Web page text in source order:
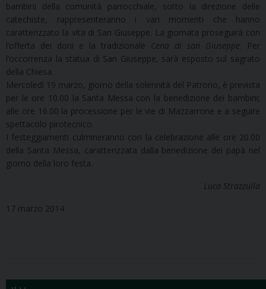
bambini della comunità parrocchiale, sotto la direzione delle
catechiste, rappresenteranno i vari momenti che hanno
caratterizzato la vita di San Giuseppe. La giornata proseguirà con
l’offerta dei doni e la tradizionale Cena di san Giuseppe . Per
l’occorrenza la statua di San Giuseppe, sarà esposto sul sagrato
della Chiesa.
Mercoledì 19 marzo, giorno della solennità del Patrono, è prevista
per le ore 10.00 la Santa Messa con la benedizione dei bambini;
alle ore 16.00 la processione per le vie di Mazzarrone e a seguire
spettacolo pirotecnico.
I festeggiamenti culmineranno con la celebrazione alle ore 20.00
della Santa Messa, caratterizzata dalla benedizione dei papà nel
giorno della loro festa.
Luca Strazzulla
17 marzo 2014